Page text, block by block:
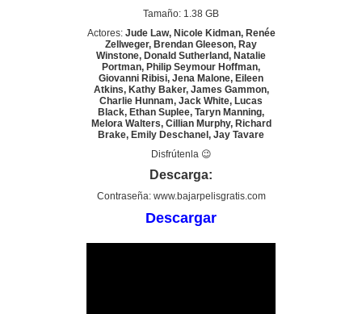
Tamaño: 1.38 GB
Actores: Jude Law, Nicole Kidman, Renée
Zellweger, Brendan Gleeson, Ray
Winstone, Donald Sutherland, Natalie
Portman, Philip Seymour Hoffman,
Giovanni Ribisi, Jena Malone, Eileen
Atkins, Kathy Baker, James Gammon,
Charlie Hunnam, Jack White, Lucas
Black, Ethan Suplee, Taryn Manning,
Melora Walters, Cillian Murphy, Richard
Brake, Emily Deschanel, Jay Tavare
Disfrútenla 😉
Descarga:
Contraseña: www.bajarpelisgratis.com
Descargar